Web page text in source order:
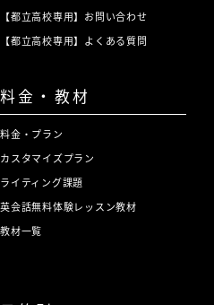
【都立高校専用】お問い合わせ
【都立高校専用】よくある質問
料金・教材
料金・プラン
カスタマイズプラン
ライティング課題
英会話無料体験レッスン教材
教材一覧